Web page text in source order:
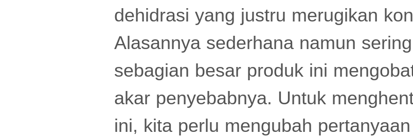
dehidrasi yang justru merugikan
Alasannya sederhana namun
sebagian besar produk ini
akar penyebabnya. Untuk
ini, kita perlu mengubah